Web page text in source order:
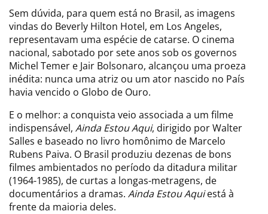
Sem dúvida, para quem está no Brasil, as imagens
vindas do Beverly Hilton Hotel, em Los Angeles,
representavam uma espécie de catarse. O cinema
nacional, sabotado por sete anos sob os governos
Michel Temer e Jair Bolsonaro, alcançou uma proeza
inédita: nunca uma atriz ou um ator nascido no País
havia vencido o Globo de Ouro.
E o melhor: a conquista veio associada a um filme
indispensável, Ainda Estou Aqui, dirigido por Walter
Salles e baseado no livro homônimo de Marcelo
Rubens Paiva. O Brasil produziu dezenas de bons
filmes ambientados no período da ditadura militar
(1964-1985), de curtas a longas-metragens, de
documentários a dramas. Ainda Estou Aquiestá à
frente da maioria deles.